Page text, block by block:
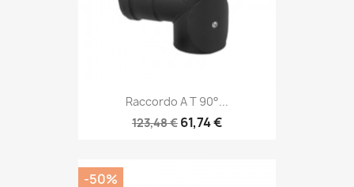
Raccordo A T 90°...
123,48 € 61,74 €
-50%